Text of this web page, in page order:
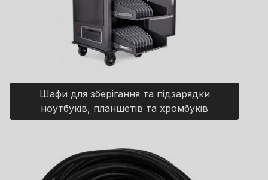
Шафи для зберігання та підзарядки
ноутбуків, планшетів та хромбуків